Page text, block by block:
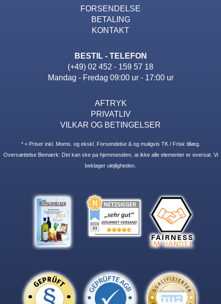
FORSENDELSE
BETALING
KONTAKT
BESTIL - TELEFON
(+49) 02 452 - 159 57 18
Mandag - Fredag 09:00 ur - 17:00 ur
AFTRYK
PRIVATLIV
VILKAR OG BETINGELSER
* = Priser inkl. Moms. og ekskl. Forsendelse & og muligvis TK / Frisk tillæg.
Oversættelse Bemærk: Det kan ske pa hjemmesiden, at ikke alle elementer er oversat. Vi
beklager ulejligheden.